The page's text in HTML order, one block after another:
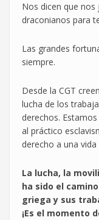
Nos dicen que
draconianos para
Las grandes
siempre.
Desde la CGT
lucha de los
derechos.
al práctico
derecho a una
La lucha, la
ha sido el
griega y sus
¡Es el momento